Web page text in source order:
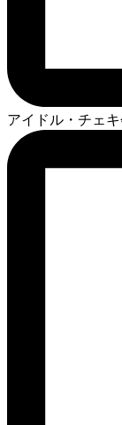
アイドル・チェ